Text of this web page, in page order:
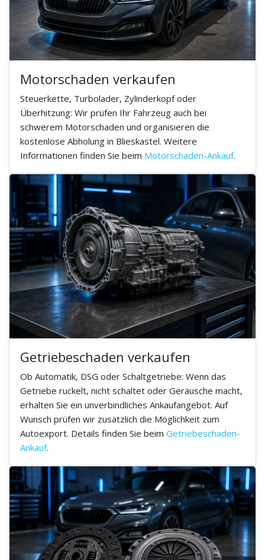
Motorschaden verkaufen
Steuerkette, Turbolader, Zylinderkopf oder
Überhitzung: Wir prüfen Ihr Fahrzeug auch bei
schwerem Motorschaden und organisieren die
kostenlose Abholung in Blieskastel. Weitere
Informationen finden Sie beim Motorschaden-Ankauf.
Getriebeschaden verkaufen
Ob Automatik, DSG oder Schaltgetriebe: Wenn das
Getriebe ruckelt, nicht schaltet oder Geräusche macht,
erhalten Sie ein unverbindliches Ankaufangebot. Auf
Wunsch prüfen wir zusätzlich die Möglichkeit zum
Autoexport. Details finden Sie beim Getriebeschaden-
Ankauf.